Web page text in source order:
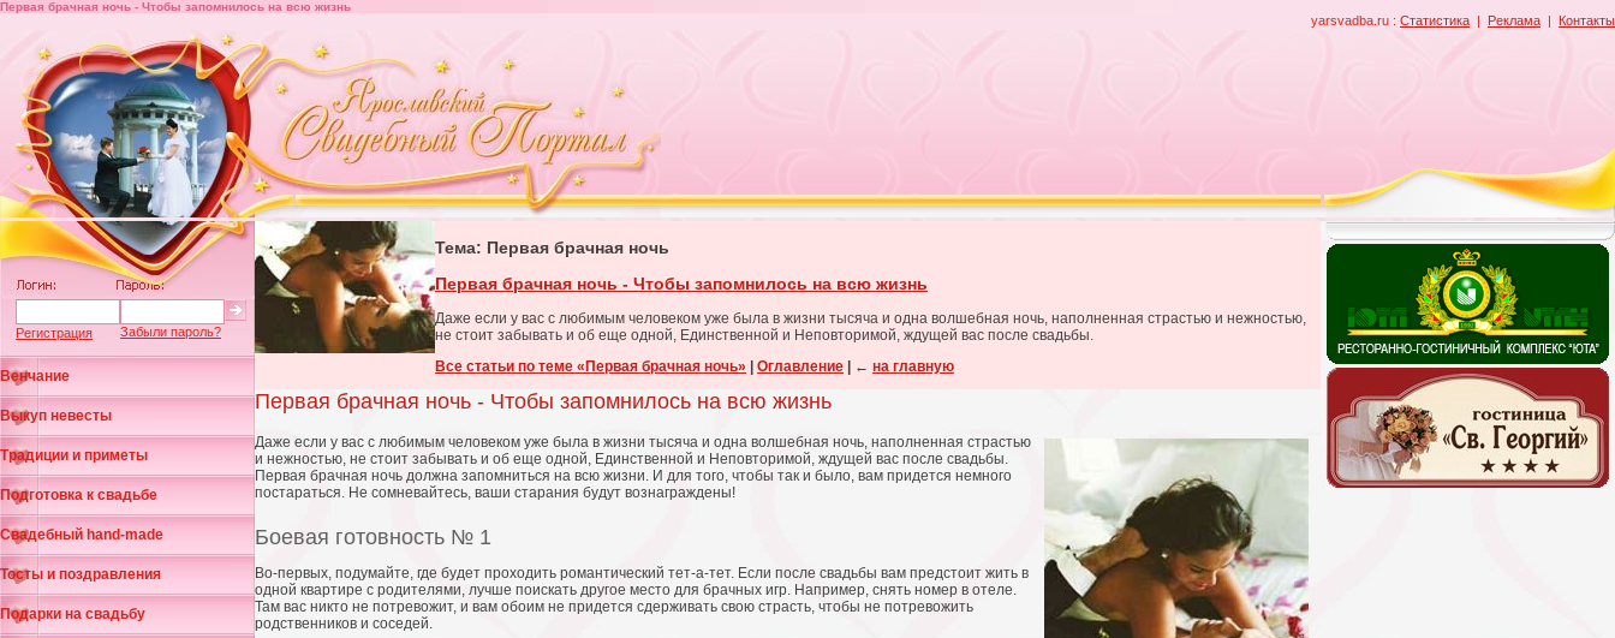
yarsvadba.ru : Статистика | Реклама | Контакты
Первая брачная ночь - Чтобы запомнилось на всю жизнь
Регистрация Забыли пароль?
Венчание
Выкуп невесты
Традиции и приметы
Подготовка к свадьбе
Свадебный hand-made
Тосты и поздравления
Подарки на свадьбу
Тема: Первая брачная ночь
Первая брачная ночь - Чтобы запомнилось на всю жизнь
Даже если у вас с любимым человеком уже была в жизни тысяча и одна волшебная ночь, наполненная страстью и нежностью,
не стоит забывать и об еще одной, Единственной и Неповторимой, ждущей вас после свадьбы.
Все статьи по теме «Первая брачная ночь»
Оглавление ← на главную
Первая брачная ночь - Чтобы запомнилось на всю жизнь
Даже если у вас с любимым человеком уже была в жизни тысяча и одна волшебная ночь, наполненная страстью
и нежностью, не стоит забывать и об еще одной, Единственной и Неповторимой, ждущей вас после свадьбы.
Первая брачная ночь должна запомниться на всю жизни. И для того, чтобы так и было, вам придется немного
постараться. Не сомневайтесь, ваши старания будут вознаграждены!
Боевая готовность № 1
Во-первых, подумайте, где будет проходить романтический тет-а-тет. Если после свадьбы вам предстоит жить в
одной квартире с родителями, лучше поискать другое место для брачных игр. Например, снять номер в отеле.
Там вас никто не потревожит, и вам обоим не придется сдерживать свою страсть, чтобы не потревожить
родственников и соседей.